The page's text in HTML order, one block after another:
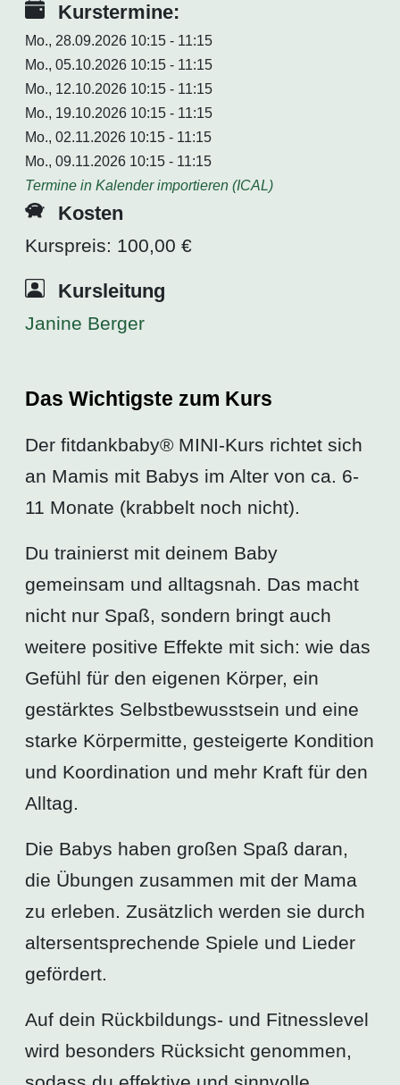
Kurstermine:
Mo., 28.09.2026 10:15 - 11:15
Mo., 05.10.2026 10:15 - 11:15
Mo., 12.10.2026 10:15 - 11:15
Mo., 19.10.2026 10:15 - 11:15
Mo., 02.11.2026 10:15 - 11:15
Mo., 09.11.2026 10:15 - 11:15
Termine in Kalender importieren (ICAL)
Kosten
Kurspreis: 100,00 €
Kursleitung
Janine Berger
Das Wichtigste zum Kurs
Der fitdankbaby® MINI-Kurs richtet sich
an Mamis mit Babys im Alter von ca. 6-
11 Monate (krabbelt noch nicht).
Du trainierst mit deinem Baby
gemeinsam und alltagsnah. Das macht
nicht nur Spaß, sondern bringt auch
weitere positive Effekte mit sich: wie das
Gefühl für den eigenen Körper, ein
gestärktes Selbstbewusstsein und eine
starke Körpermitte, gesteigerte Kondition
und Koordination und mehr Kraft für den
Alltag.
Die Babys haben großen Spaß daran,
die Übungen zusammen mit der Mama
zu erleben. Zusätzlich werden sie durch
altersentsprechende Spiele und Lieder
gefördert.
Auf dein Rückbildungs- und Fitnesslevel
wird besonders Rücksicht genommen,